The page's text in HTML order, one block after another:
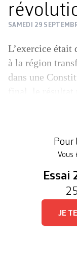
SAMEDI 29
L’exercice était
à la région
dans une
actuelle: «La
Pour
Vous
Essai
JE